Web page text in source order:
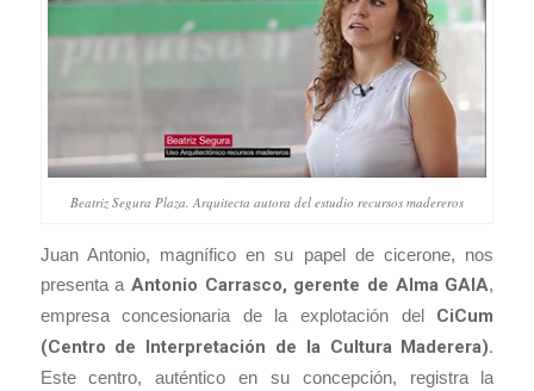
Beatriz Segura Plaza. Arquitecta autora del estudio recursos madereros
Juan Antonio, magnífico en su papel de cicerone, nos
presenta a Antonio Carrasco, gerente de Alma GAIA,
empresa concesionaria de la explotación del CiCum
(Centro de Interpretación de la Cultura Maderera).
Este centro, auténtico en su concepción, registra la